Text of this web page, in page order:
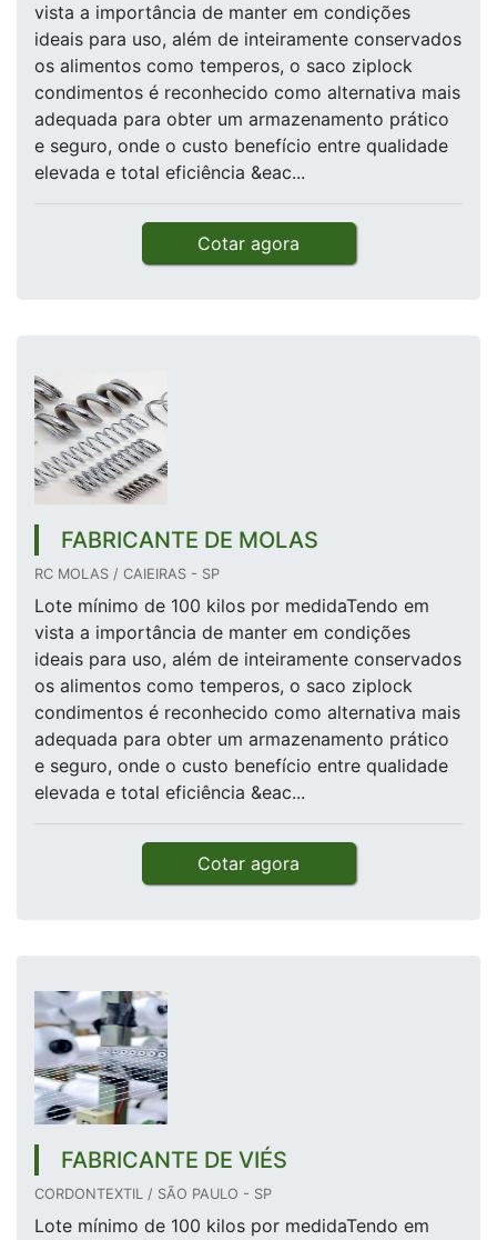
vista a importância de manter em condições
ideais para uso, além de inteiramente conservados
os alimentos como temperos, o saco ziplock
condimentos é reconhecido como alternativa mais
adequada para obter um armazenamento prático
e seguro, onde o custo benefício entre qualidade
elevada e total eficiência &eac...
Cotar agora
FABRICANTE DE MOLAS
RC MOLAS / CAIEIRAS - SP
Lote mínimo de 100 kilos por medidaTendo em
vista a importância de manter em condições
ideais para uso, além de inteiramente conservados
os alimentos como temperos, o saco ziplock
condimentos é reconhecido como alternativa mais
adequada para obter um armazenamento prático
e seguro, onde o custo benefício entre qualidade
elevada e total eficiência &eac...
Cotar agora
FABRICANTE DE VIÉS
CORDONTEXTIL / SÃO PAULO - SP
Lote mínimo de 100 kilos por medidaTendo em